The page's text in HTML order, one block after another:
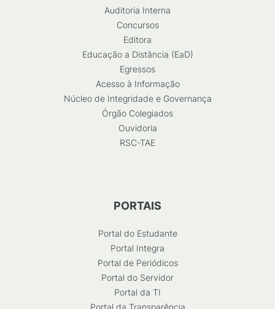
Auditoria Interna
Concursos
Editora
Educação a Distância (EaD)
Egressos
Acesso à Informação
Núcleo de Integridade e Governança
Órgão Colegiados
Ouvidoria
RSC-TAE
PORTAIS
Portal do Estudante
Portal Integra
Portal de Periódicos
Portal do Servidor
Portal da TI
Portal da Transparência